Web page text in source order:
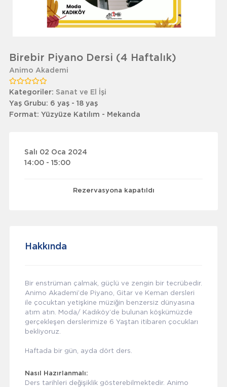
Birebir Piyano Dersi (4 Haftalık)
Animo Akademi
Kategoriler: Sanat ve El İşi
Yaş Grubu: 6 yaş - 18 yaş
Format: Yüzyüze Katılım - Mekanda
Salı 02 Oca 2024
14:00 - 15:00
Rezervasyona kapatıldı
Hakkında
Bir enstrüman çalmak, güçlü ve zengin bir tecrübedir.
Animo Akademi’de Piyano, Gitar ve Keman dersleri
ile çocuktan yetişkine müziğin benzersiz dünyasına
atım atın. Moda/ Kadıköy’de bulunan köşkümüzde
gerçekleşen derslerimize 6 Yaştan itibaren çocukları
bekliyoruz.
Haftada bir gün, ayda dört ders.
Nasıl Hazırlanmalı:
Ders tarihleri değişiklik gösterebilmektedir. Animo